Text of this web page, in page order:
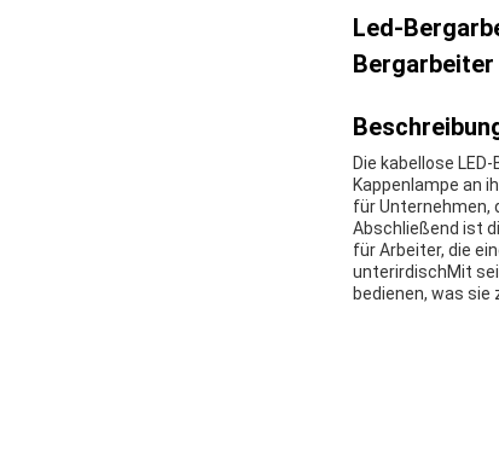
Led-
Die kabellose
Kappenlampe an
für Unternehmen,
Abschließend ist
für Arbeiter, die
unterirdischMit
bedienen, was sie